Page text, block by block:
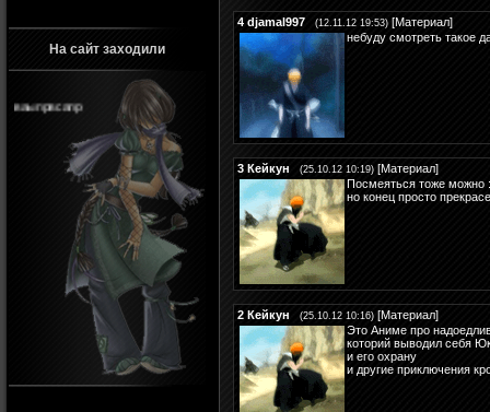
На сайт заходили
4 djamal997 (12.11.12 19:53) [Материал]
небуду смотреть такое
3 Кейкун (25.10.12 10:19) [Материал]
Посмеяться тоже можно
но конец просто
2 Кейкун (25.10.12 10:16) [Материал]
Это Аниме про
которий выводил себя
и его охрану
и другие приключения